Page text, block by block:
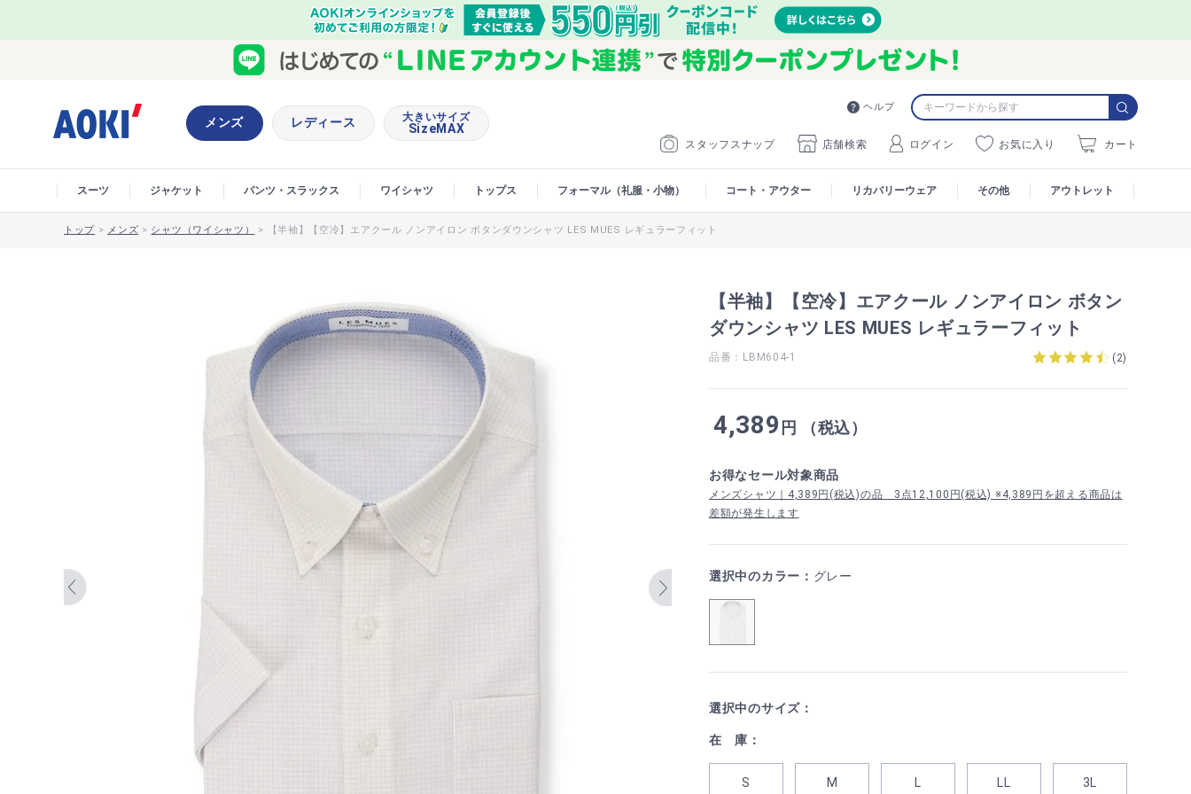
ヘルプ
スタッフスナップ 店舗検索 ログイン お気に入り カート
メンズ レディース 大きいサイズ
SizeMAX
スーツ ジャケット パンツ・スラックス ワイシャツ トップス フォーマル（礼服・小物） コート・アウター リカバリーウェア その他 アウトレット
トップ > メンズ > シャツ（ワイシャツ） > 【半袖】【空冷】エアクール ノンアイロン ボタンダウンシャツ LES MUES レギュラーフィット
【半袖】【空冷】エアクール ノンアイロン ボタン
ダウンシャツ LES MUES レギュラーフィット
品番：LBM604-1 (2)
4,389 円 （税込）
お得なセール対象商品
メンズシャツ｜4,389円(税込)の品 3点12,100円(税込) ※4,389円を超える商品は
差額が発生します
選択中のカラー： グレー
選択中のサイズ：
在 庫：
S M L LL 3L